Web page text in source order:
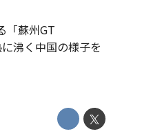
「蘇州GT
沸く中国の様子を